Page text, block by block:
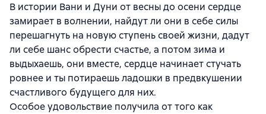
В истории Вани и Дуни от весны до осени сердце
замирает в волнении, найдут ли они в себе силы
перешагнуть на новую ступень своей жизни, дадут
ли себе шанс обрести счастье, а потом зима и
выдыхаешь, они вместе, сердце начинает стучать
ровнее и ты потираешь ладошки в предвкушении
счастливого будущего для них.
Особое удовольствие получила от того как